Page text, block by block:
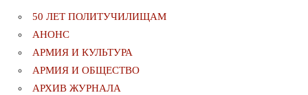
50 ЛЕТ ПОЛИТУЧИЛИЩАМ
АНОНС
АРМИЯ И КУЛЬТУРА
АРМИЯ И ОБЩЕСТВО
АРХИВ ЖУРНАЛА